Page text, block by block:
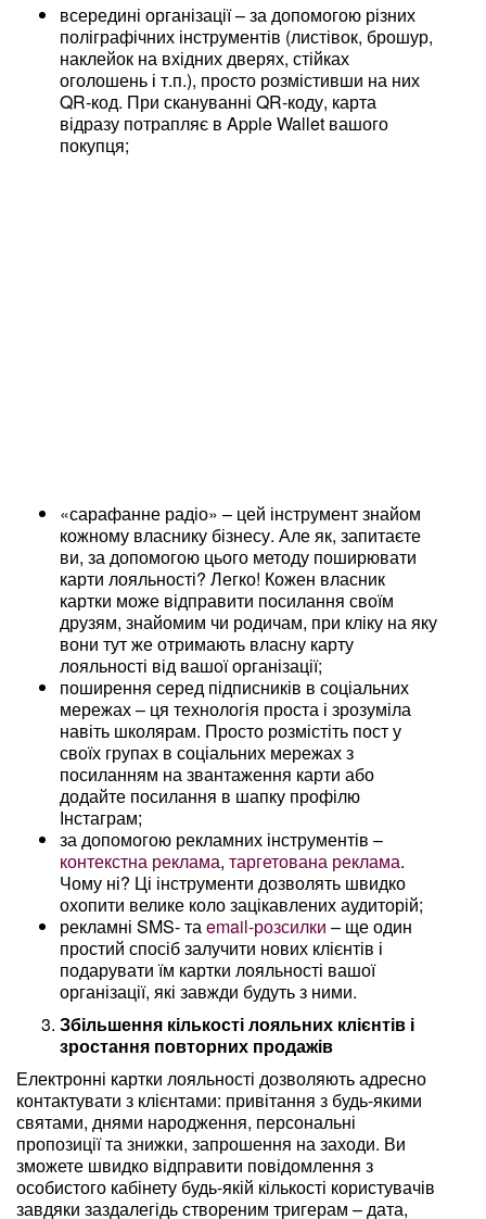
всередині організації – за допомогою різних
поліграфічних інструментів (листівок, брошур,
наклейок на вхідних дверях, стійках
оголошень і т.п.), просто розмістивши на них
QR-код. При скануванні QR-коду, карта
відразу потрапляє в Apple Wallet вашого
покупця;
«сарафанне радіо» – цей інструмент знайом
кожному власнику бізнесу. Але як, запитаєте
ви, за допомогою цього методу поширювати
карти лояльності? Легко! Кожен власник
картки може відправити посилання своїм
друзям, знайомим чи родичам, при кліку на яку
вони тут же отримають власну карту
лояльності від вашої організації;
поширення серед підписників в соціальних
мережах – ця технологія проста і зрозуміла
навіть школярам. Просто розмістіть пост у
своїх групах в соціальних мережах з
посиланням на звантаження карти або
додайте посилання в шапку профілю
Інстаграм;
за допомогою рекламних інструментів –
контекстна реклама, таргетована реклама.
Чому ні? Ці інструменти дозволять швидко
охопити велике коло зацікавлених аудиторій;
рекламні SMS- та email-розсилки – ще один
простий спосіб залучити нових клієнтів і
подарувати їм картки лояльності вашої
організації, які завжди будуть з ними.
Збільшення кількості лояльних клієнтів і
зростання повторних продажів
Електронні картки лояльності дозволяють адресно
контактувати з клієнтами: привітання з будь-якими
святами, днями народження, персональні
пропозиції та знижки, запрошення на заходи. Ви
зможете швидко відправити повідомлення з
особистого кабінету будь-якій кількості користувачів
завдяки заздалегідь створеним тригерам – дата,